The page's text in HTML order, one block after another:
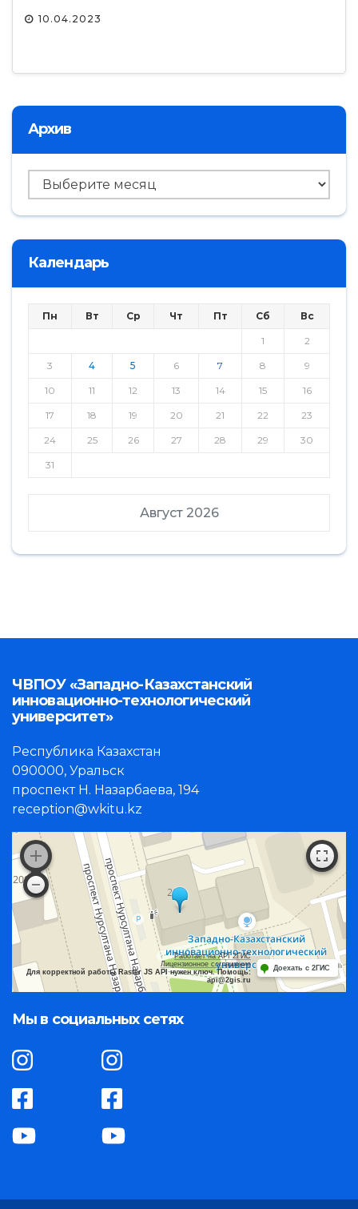
10.04.2023
Архив
Архив
Календарь
Август 2026
Пн Вт Ср Чт Пт Сб Вс
1 2
3 4 5 6 7 8 9
10 11 12 13 14 15 16
17 18 19 20 21 22 23
24 25 26 27 28 29 30
31
ЧВПОУ «Западно-Казахстанский
инновационно-технологический
университет»
Республика Казахстан
090000, Уральск
проспект Н. Назарбаева, 194
reception@wkitu.kz
Работает на API 2ГИС
Лицензионное соглашение
Для корректной работы Raster JS API нужен ключ. Помощь:
api@2gis.ru
Доехать с 2ГИС
Мы в социальных сетях